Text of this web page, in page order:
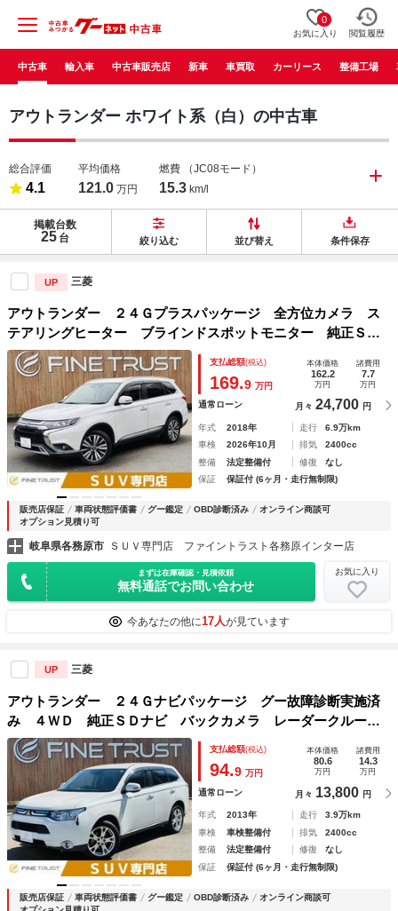
0
お気に入り 閲覧履歴
中古車 輸入車 中古車販売店 新車 車買取 カーリース 整備工場
アウトランダー ホワイト系（白）の中古車
総合評価
4.1
平均価格
121.0 万円
燃費 （JC08モード）
15.3 km/l
掲載台数
25 台 絞り込む 並び替え 条件保存
UP 三菱
アウトランダー ２４Ｇプラスパッケージ 全方位カメラ ス
テアリングヒーター ブラインドスポットモニター 純正ＳＤ
ナビ コーナーセンサー レーダークルーズコントロール Ｌ
ＥＤヘッドライト 電動リアゲート Ｂｌｕｅｔｏｏｔｈ ス
マートキー
支払総額(税込)
169.9 万円
本体価格
162.2
万円
諸費用
7.7
万円
通常ローン 月々 24,700 円
年式 2018年 走行
6.9万km
車検
2026年10月 排気
2400cc
整備
法定整備付 修復
なし
保証
保証付 (6ヶ月・走行無制限)
販売店保証 車両状態評価書 グー鑑定 OBD診断済み
オンライン商談可
オプション見積り可
岐阜県各務原市 ＳＵＶ専門店 ファイントラスト各務原インター店
まずは在庫確認・見積依頼
無料通話でお問い合わせ
お気に入り
今あなたの他に17人が見ています
UP 三菱
アウトランダー ２４Ｇナビパッケージ グー故障診断実施済
み ４ＷＤ 純正ＳＤナビ バックカメラ レーダークルーズ
コントロール フルセグＴＶ ＨＩＤヘッドライト ＥＴＣ
純正１８インチアルミホイール ブルートゥース アイドリン
グストップ
支払総額(税込)
94.9 万円
本体価格
80.6
万円
諸費用
14.3
万円
通常ローン 月々 13,800 円
年式 2013年 走行
3.9万km
車検
車検整備付 排気
2400cc
整備
法定整備付 修復
なし
保証
保証付 (6ヶ月・走行無制限)
販売店保証 車両状態評価書 グー鑑定 OBD診断済み
オンライン商談可